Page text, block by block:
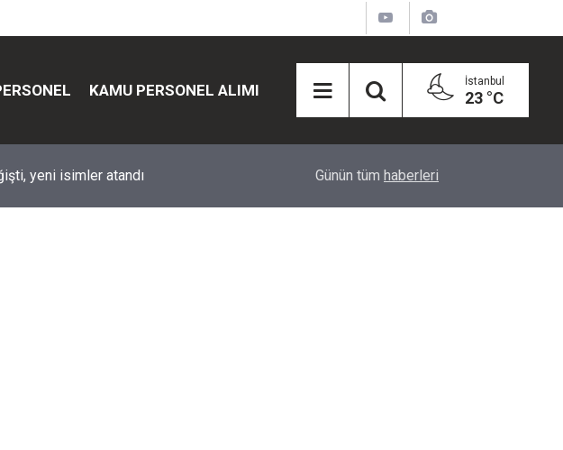
KAMU PERSONEL ALIMI İstanbul
23 °C
yeni isimler atandı Eğiti Bir Sen'den Kadınlar İçin Olay Teklif:
Günün tüm haberleri